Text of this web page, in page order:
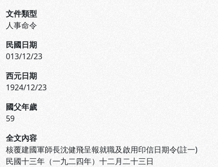
文件類型
人事命令
民國日期
013/12/23
西元日期
1924/12/23
國父年歲
59
全文內容
核覆建國軍師長沈健飛呈報就職及啟用印信日期令(註一)
民國十三年（一九二四年）十二月二十三日